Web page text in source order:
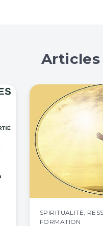
SPIRITUALITÉ
FORMATION